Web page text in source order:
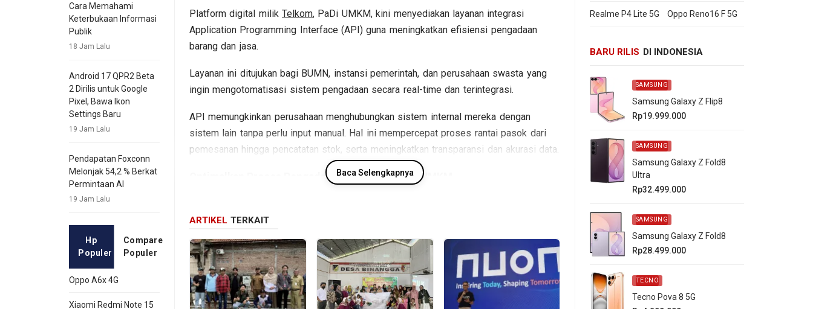
Cara Memahami
Keterbukaan Informasi
Publik
18 Jam Lalu
Android 17 QPR2 Beta
2 Dirilis untuk Google
Pixel, Bawa Ikon
Settings Baru
19 Jam Lalu
Pendapatan Foxconn
Melonjak 54,2 % Berkat
Permintaan AI
19 Jam Lalu
Hp
Populer
Compare
Populer
Oppo A6x 4G
Xiaomi Redmi Note 15
Platform digital milikTelkom, PaDi UMKM, kini menyediakan layanan integrasi
Application Programming Interface (API) guna meningkatkan efisiensi pengadaan
barang dan jasa.
Layanan ini ditujukan bagi BUMN, instansi pemerintah, dan perusahaan swasta yang
ingin mengotomatisasi sistem pengadaan secara real-time dan terintegrasi.
API memungkinkan perusahaan menghubungkan sistem internal mereka dengan
sistem lain tanpa perlu input manual. Hal ini mempercepat proses rantai pasok dari
pemesanan hingga pencatatan stok, serta meningkatkan transparansi dan akurasi data.
Optimalkan Proses Pengadaan dengan API PaDi UMKM
sistem internal yang terhubung ke PaDi UMKM. Proses ini mengurangi pekerjaan
manual dan meningkatkan efisiensi, tanpa perlu berpindah platform.
Selain efisiensi operasional, layanan ini juga dapat disesuaikan dengan kebutuhan
perusahaan tanpa biaya tambahan. Akses terhadap fitur dan data di PaDi UMKM
menjadi lebih praktis, memungkinkan proses pengadaan yang lebih cepat dan optimal.
Baca Selengkapnya
ARTIKEL TERKAIT
Realme P4 Lite 5G Oppo Reno16 F 5G
BARU RILIS DI INDONESIA
SAMSUNG
Samsung Galaxy Z Flip8
Rp19.999.000
SAMSUNG
Samsung Galaxy Z Fold8
Ultra
Rp32.499.000
SAMSUNG
Samsung Galaxy Z Fold8
Rp28.499.000
TECNO
Tecno Pova 8 5G